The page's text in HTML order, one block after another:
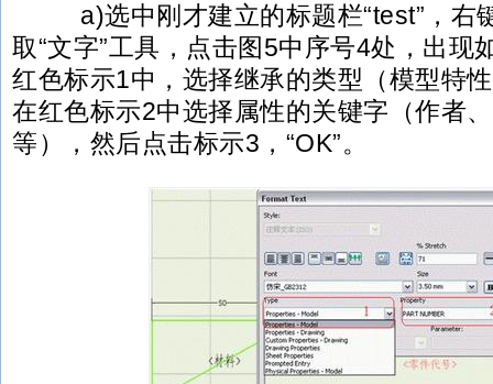
a)选中刚才建立的标题栏“test”，右
取“文字”工具，点击图5中序号4处，出现
红色标示1中，选择继承的类型（模型特
在红色标示2中选择属性的关键字（作者
等），然后点击标示3，“OK”。